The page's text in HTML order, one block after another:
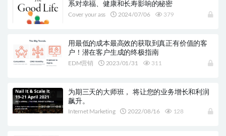
系对幸福、健康和长寿影响的秘密
Cover your ass 2024/07/06 379
用最低的成本最高效的获取到真正有价值的客
户！潜在客户生成的终极指南
EDM营销 2023/01/31 311
为期三天的大师班， 将让您的业务增长和利润
飙升。
Internet Marketing 2022/08/16 128